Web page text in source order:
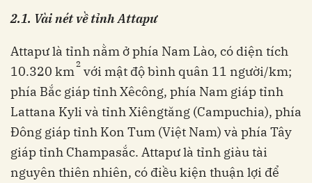
2.1. Vài nét về tỉnh Attapư
Attapư là tỉnh nằm ở phía Nam Lào, có diện tích
10.320 km 2 với mật độ bình quân 11 người/km;
phía Bắc giáp tỉnh Xêcông, phía Nam giáp tỉnh
Lattana Kyli và tỉnh Xiêngtăng (Campuchia), phía
Đông giáp tỉnh Kon Tum (Việt Nam) và phía Tây
giáp tỉnh Champasắc. Attapư là tỉnh giàu tài
nguyên thiên nhiên, có điều kiện thuận lợi để